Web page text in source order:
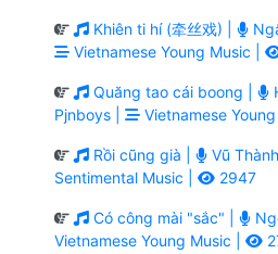
Khiên ti hí (牵丝戏) |
Vietnamese Young Music |
Quăng tao cái boong |
Pjnboys |
Vietnamese Young
Rồi cũng già | Vũ
Sentimental Music |
2947
Có công mài "sắc" |
Vietnamese Young Music |